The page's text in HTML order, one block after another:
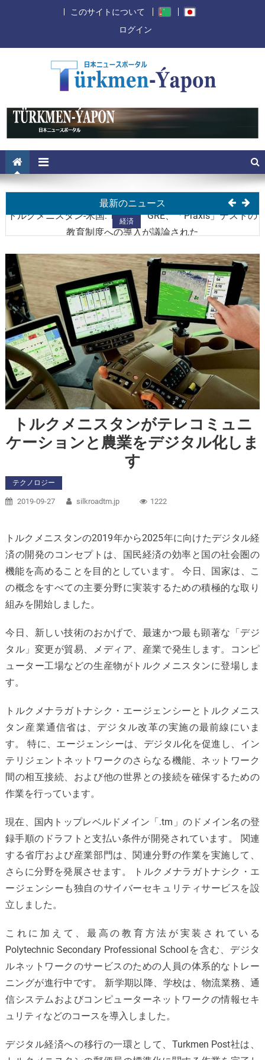
このサイトについて
ログイン
最新のニュース
経済
トルクメニスタン大統領は独立記念日に米国大統領を祝っ
ガバートで開催される
経済
トルクメニスタン-米国: TOEFL、GRE、「Praxis」テストの
教育制度への導入が議論された
経済
経済
カザフスタン大統領はセルダル・ベルディムハメドフをア
スタナでのサミットに参加するよう招待した
経済
トルクメニスタン大統領は独立記念日に米国大統領を祝っ
た
経済
トルクメン・中国科学・イノベーションフォーラムがアシ
ガバートで開催される
トルクメニスタンがテレコミュニ
ケーションと農業をデジタル化しま
す
テクノロジー
2019-09-27 silkroadtm.jp 1222
トルクメニスタンの2019年から2025年に向けたデジタル経
済の開発のコンセプトは、国民経済の効率と国の社会圏の
機能を高めることを目的としています。 今日、国家は、こ
の概念をすべての主要分野に実装するための積極的な取り
組みを開始しました。
今日、新しい技術のおかげで、最速かつ最も顕著な「デジ
タル」変更が貿易、メディア、産業で発生します。コンピ
ューター工場などの生産物がトルクメニスタンに登場しま
す。
トルクメナラガトナシク・エージェンシーとトルクメニス
タン産業通信省は、デジタル改革の実施の最前線にいま
す。 特に、エージェンシーは、デジタル化を促進し、イン
テリジェントネットワークのさらなる機能、ネットワーク
間の相互接続、および他の世界との接続を確保するための
作業を行っています。
現在、国内トップレベルドメイン「.tm」のドメイン名の登
録手順のドラフトと支払い条件が開発されています。 関連
する省庁および産業部門は、関連分野の作業を実施して、
さらに分野を発展させます。 トルクメナラガトナシク・エ
ージェンシーも独自のサイバーセキュリティサービスを設
立しました。
これに加えて、最高の教育方法が実装されている
Polytechnic Secondary Professional Schoolを含む、デジタ
ルネットワークのサービスのための人員の体系的なトレー
ニングが進行中です。 新学期以降、学校は、物流業務、通
信システムおよびコンピューターネットワークの情報セキ
ュリティなどのコースを導入しました。
デジタル経済への移行の一環として、Turkmen Post社は、